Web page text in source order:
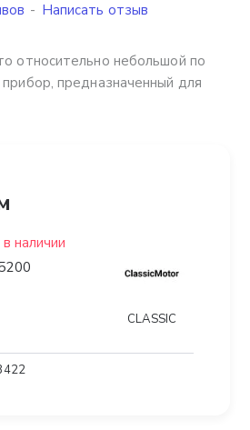
относительно небольшой по
предназначенный для
- Написать отзыв
наличии
CLASSIC